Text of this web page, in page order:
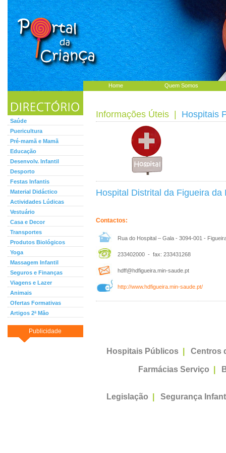
Home Quem Somos
Saúde
Puericultura
Pré-mamã e Mamã
Educação
Desenvolv. Infantil
Desporto
Festas Infantis
Material Didáctico
Actividades Lúdicas
Vestuário
Casa e Decor
Transportes
Produtos Biológicos
Yoga
Massagem Infantil
Seguros e Finanças
Viagens e Lazer
Animais
Ofertas Formativas
Artigos 2ª Mão
Publicidade
Informações Úteis Hospitais
Hospital Distrital da Figueira da
Contactos:
Rua do Hospital – Gala - 3094-001 -
233402000 - fax: 233431268
hdff@hdfigueira.min-saude.pt
http://www.hdfigueira.min-saude.pt/
Hospitais Públicos Centros
Farmácias Serviço
Legislação Segurança